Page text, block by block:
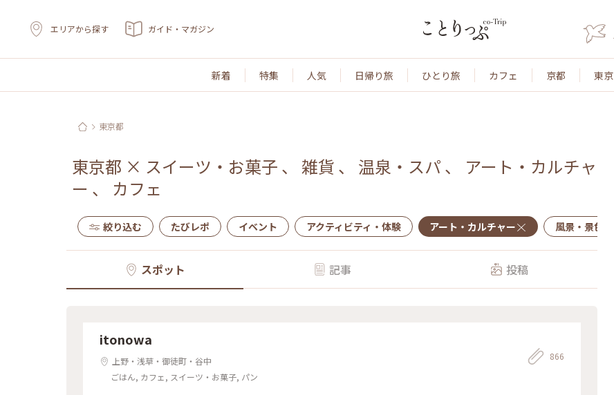
エリアから探す ガイド・マガジン
新着 特集 人気 日帰り旅 ひとり旅 カフェ 京都 東京
東京都
東京都 × スイーツ・お菓子 、 雑貨 、 温泉・スパ 、 アート・カルチャ
ー 、 カフェ
絞り込む たびレポ イベント アクティビティ・体験 アート・カルチャー 風景・景色
スポット 記事 投稿
itonowa
上野・浅草・御徒町・谷中
ごはん, カフェ, スイーツ・お菓子, パン
866